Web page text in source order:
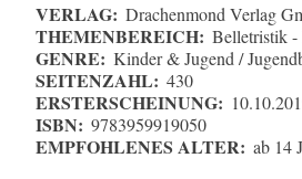
VERLAG: Drachenmond Verlag
THEMENBEREICH: Belletristik -
GENRE: Kinder & Jugend /
SEITENZAHL: 430
ERSTERSCHEINUNG:
ISBN: 9783959919050
EMPFOHLENES ALTER: ab 14